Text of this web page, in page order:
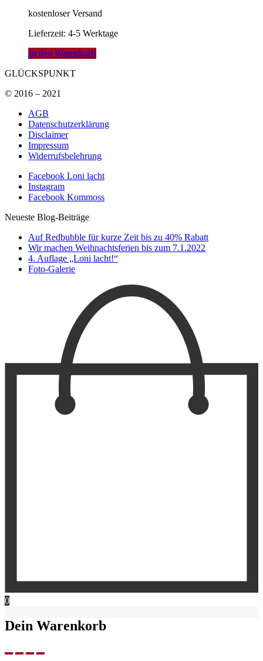
kostenloser Versand
Lieferzeit: 4-5 Werktage
In den Warenkorb
GLÜCKSPUNKT
© 2016 – 2021
AGB
Datenschutzerklärung
Disclaimer
Impressum
Widerrufsbelehrung
Facebook Loni lacht
Instagram
Facebook Kommoss
Neueste Blog-Beiträge
Auf Redbubble für kurze Zeit bis zu 40% Rabatt
Wir machen Weihnachtsferien bis zum 7.1.2022
4. Auflage „Loni lacht!“
Foto-Galerie
0
Dein Warenkorb